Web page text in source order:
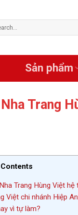
Sản phẩm
Trang
Contents
Trang Hùng Việt
Việt chi nhánh Hiệp An
vì tự làm?